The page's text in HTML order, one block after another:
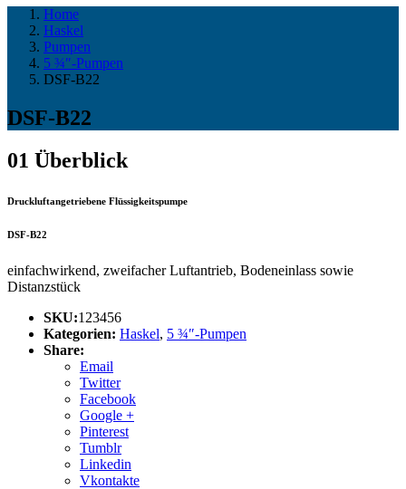
Home
Haskel
Pumpen
5 ¾″-Pumpen
DSF-B22
DSF-B22
01 Überblick
Druckluftangetriebene Flüssigkeitspumpe
DSF-B22
einfachwirkend, zweifacher Luftantrieb, Bodeneinlass sowie
Distanzstück
SKU:123456
Kategorien: Haskel, 5 ¾″-Pumpen
Share:
Email
Twitter
Facebook
Google +
Pinterest
Tumblr
Linkedin
Vkontakte